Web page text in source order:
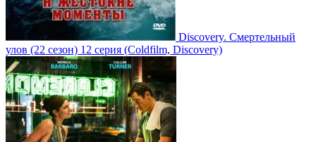
Discovery. Смертельный
улов (22 сезон) 12 серия (Coldfilm, Discovery)